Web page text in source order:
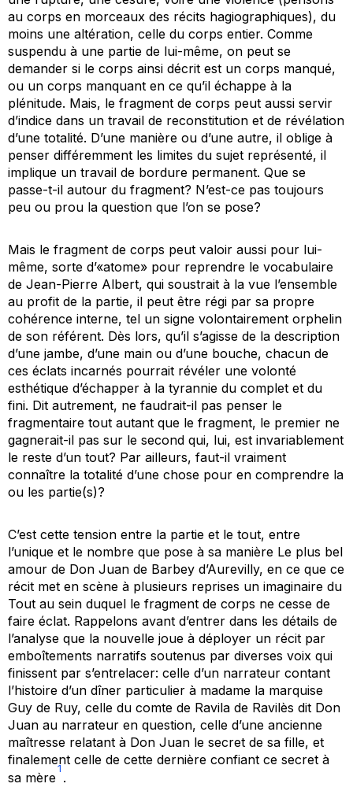
au corps en morceaux des récits hagiographiques), du
moins une altération, celle du corps entier. Comme
suspendu à une partie de lui-même, on peut se
demander si le corps ainsi décrit est un corps manqué,
ou un corps manquant en ce qu’il échappe à la
plénitude. Mais, le fragment de corps peut aussi servir
d’indice dans un travail de reconstitution et de révélation
d’une totalité. D’une manière ou d’une autre, il oblige à
penser différemment les limites du sujet représenté, il
implique un travail de bordure permanent. Que se
passe-t-il autour du fragment? N’est-ce pas toujours
peu ou prou la question que l’on se pose?
Mais le fragment de corps peut valoir aussi pour lui-
même, sorte d’«atome» pour reprendre le vocabulaire
de Jean-Pierre Albert, qui soustrait à la vue l’ensemble
au profit de la partie, il peut être régi par sa propre
cohérence interne, tel un signe volontairement orphelin
de son référent. Dès lors, qu’il s’agisse de la description
d’une jambe, d’une main ou d’une bouche, chacun de
ces éclats incarnés pourrait révéler une volonté
esthétique d’échapper à la tyrannie du complet et du
fini. Dit autrement, ne faudrait-il pas penser le
fragmentaire tout autant que le fragment, le premier ne
gagnerait-il pas sur le second qui, lui, est invariablement
le reste d’un tout? Par ailleurs, faut-il vraiment
connaître la totalité d’une chose pour en comprendre la
ou les partie(s)?
C’est cette tension entre la partie et le tout, entre
l’unique et le nombre que pose à sa manière Le plus bel
amour de Don Juan de Barbey d’Aurevilly, en ce que ce
récit met en scène à plusieurs reprises un imaginaire du
Tout au sein duquel le fragment de corps ne cesse de
faire éclat. Rappelons avant d’entrer dans les détails de
l’analyse que la nouvelle joue à déployer un récit par
emboîtements narratifs soutenus par diverses voix qui
finissent par s’entrelacer: celle d’un narrateur contant
l’histoire d’un dîner particulier à madame la marquise
Guy de Ruy, celle du comte de Ravila de Ravilès dit Don
Juan au narrateur en question, celle d’une ancienne
maîtresse relatant à Don Juan le secret de sa fille, et
finalement celle de cette dernière confiant ce secret à
sa mère
1
.